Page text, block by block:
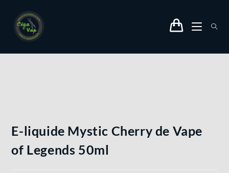
E-liquide Mystic Cherry de Vape
of Legends 50ml